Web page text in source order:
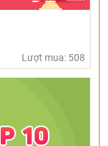
Lượt mua: 508